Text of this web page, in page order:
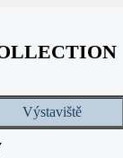
Výstaviště